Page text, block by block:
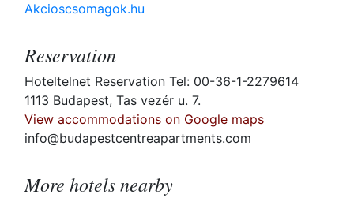
Akcioscsomagok.hu
Reservation
Hoteltelnet Reservation Tel: 00-36-1-2279614
1113 Budapest, Tas vezér u. 7.
View accommodations on Google maps
info@budapestcentreapartments.com
More hotels nearby